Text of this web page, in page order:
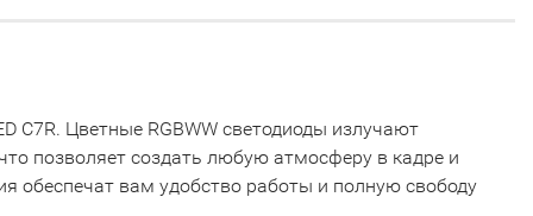
C7R. Цветные RGBWW светодиоды излучают
позволяет создать любую атмосферу в кадре и
обеспечат вам удобство работы и полную свободу